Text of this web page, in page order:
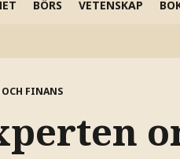
BÖRS VETENSKAP
OCH FINANS